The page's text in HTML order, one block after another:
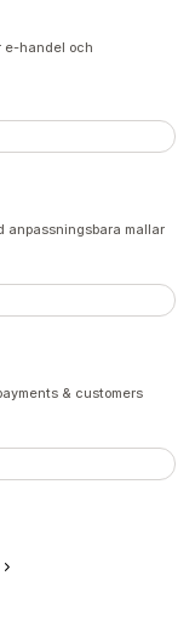
e-handel och
anpassningsbara mallar
& customers